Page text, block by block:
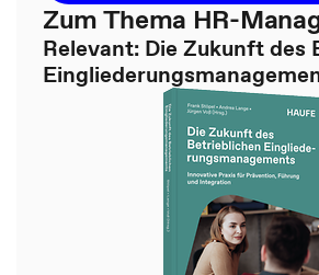
Zum Thema HR-
Relevant: Die Zukunft des